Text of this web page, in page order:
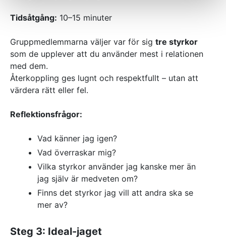
Tidsåtgång: 10–15 minuter
Gruppmedlemmarna väljer var för sig tre styrkor
som de upplever att du använder mest i relationen
med dem.
Återkoppling ges lugnt och respektfullt – utan att
värdera rätt eller fel.
Reflektionsfrågor:
Vad känner jag igen?
Vad överraskar mig?
Vilka styrkor använder jag kanske mer än
jag själv är medveten om?
Finns det styrkor jag vill att andra ska se
mer av?
Steg 3: Ideal-jaget